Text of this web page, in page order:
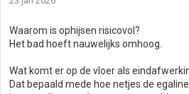
Waarom is ophijsen risicovol?
Het bad hoeft nauwelijks omhoog.
Wat komt er op de vloer als
Dat bepaald mede hoe netjes de